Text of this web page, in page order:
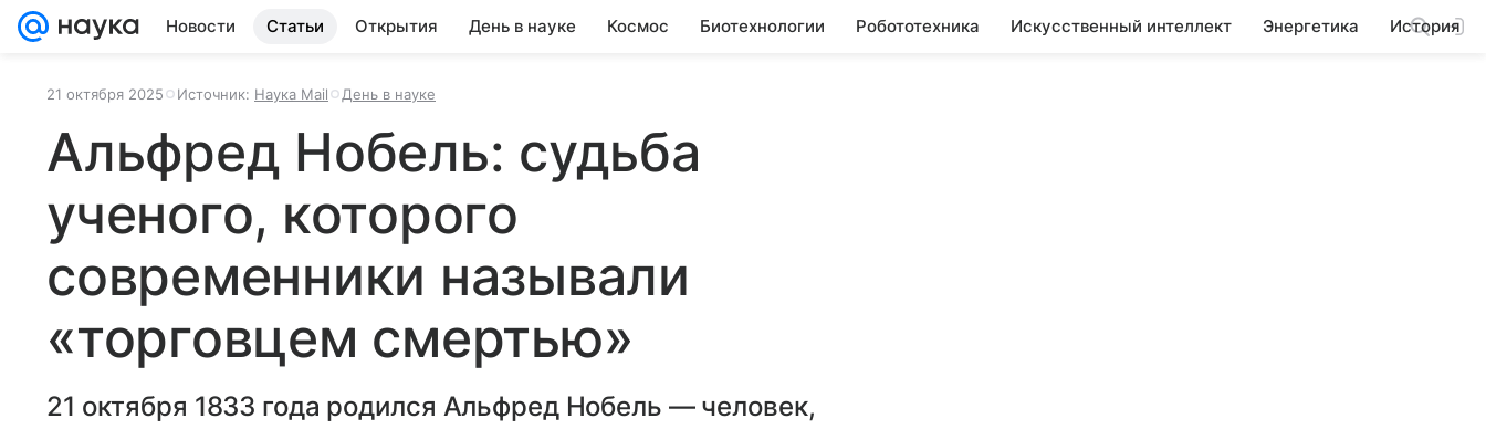
Новости Статьи Открытия День в науке Космос Биотехнологии Робототехника Искусственный интеллект Энергетика История
21 октября 2025 Источник: Наука Mail День в науке
Альфред Нобель: судьба
ученого, которого
современники называли
«торговцем смертью»
21 октября 1833 года родился Альфред Нобель — человек,